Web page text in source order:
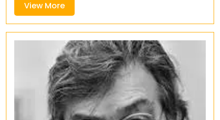
View MoreView
More